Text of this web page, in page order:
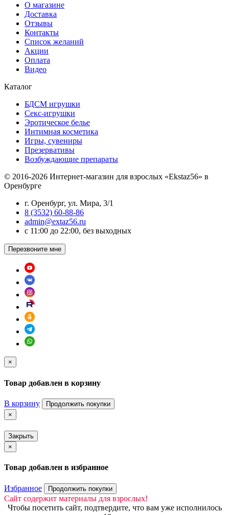
О магазине
Доставка
Отзывы
Контакты
Список желаний
Акции
Оплата
Видео
Каталог
БДСМ игрушки
Секс-игрушки
Эротическое белье
Интимная косметика
Игры, сувениры
Презервативы
Возбуждающие препараты
© 2016-2026 Интернет-магазин для взрослых «Ekstaz56» в
Оренбурге
г. Оренбург, ул. Мира, 3/1
8 (3532) 60-88-86
admin@extaz56.ru
c 11:00 до 22:00, без выходных
Перезвоните мне
×
Товар добавлен в корзину
В корзину
Продолжить покупки
×
Закрыть
×
Товар добавлен в избранное
Избранное Продолжить покупки
Сайт содержит материалы для взрослых!
Чтобы посетить сайт, подтвердите, что вам уже исполнилось